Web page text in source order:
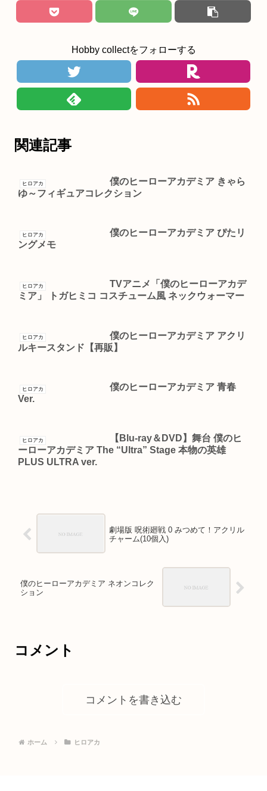
Hobby collectをフォローする
関連記事
ヒロアカ
僕のヒーローアカデミア きゃら
ゆ～フィギュアコレクション
ヒロアカ
僕のヒーローアカデミア ぴたリ
ングメモ
ヒロアカ
TVアニメ「僕のヒーローアカデ
ミア」 トガヒミコ コスチューム風 ネックウォーマー
ヒロアカ
僕のヒーローアカデミア アクリ
ルキースタンド【再販】
ヒロアカ
僕のヒーローアカデミア 青春
Ver.
ヒロアカ
【Blu-ray＆DVD】舞台 僕のヒ
ーローアカデミア The “Ultra” Stage 本物の英雄
PLUS ULTRA ver.
劇場版 呪術廻戦 0 みつめて！アクリル
チャーム(10個入)
僕のヒーローアカデミア ネオンコレク
ション
コメント
コメントを書き込む
ホーム ヒロアカ